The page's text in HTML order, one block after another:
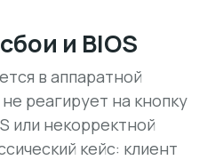
и BIOS
в аппаратной
реагирует на кнопку
или некорректной
кейс: клиент